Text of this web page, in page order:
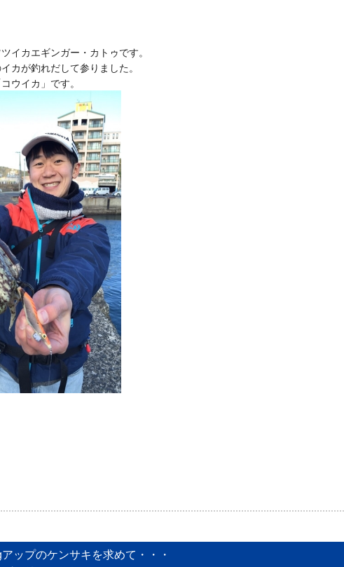
イカエギンガー・カトゥです。
カが釣れだして参りました。
ウイカ」です。
ップのケンサキを求めて・・・